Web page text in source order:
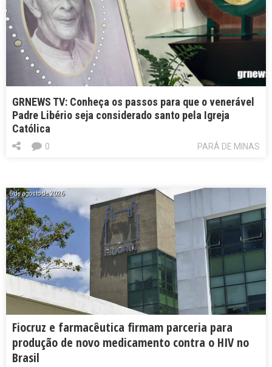
GRNEWS TV: Conheça os passos para que o venerável
Padre Libério seja considerado santo pela Igreja
Católica
PARÁ DE MINAS
0
6 de agosto de 2026
Fiocruz e farmacêutica firmam parceria para
produção de novo medicamento contra o HIV no
Brasil